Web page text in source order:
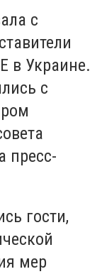
с
в Украине.
с
пресс-
гости,
мер